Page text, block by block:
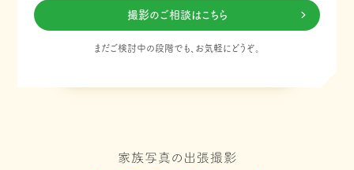
撮影のご相談はこちら
まだご検討中の段階でも、お気軽にどうぞ。